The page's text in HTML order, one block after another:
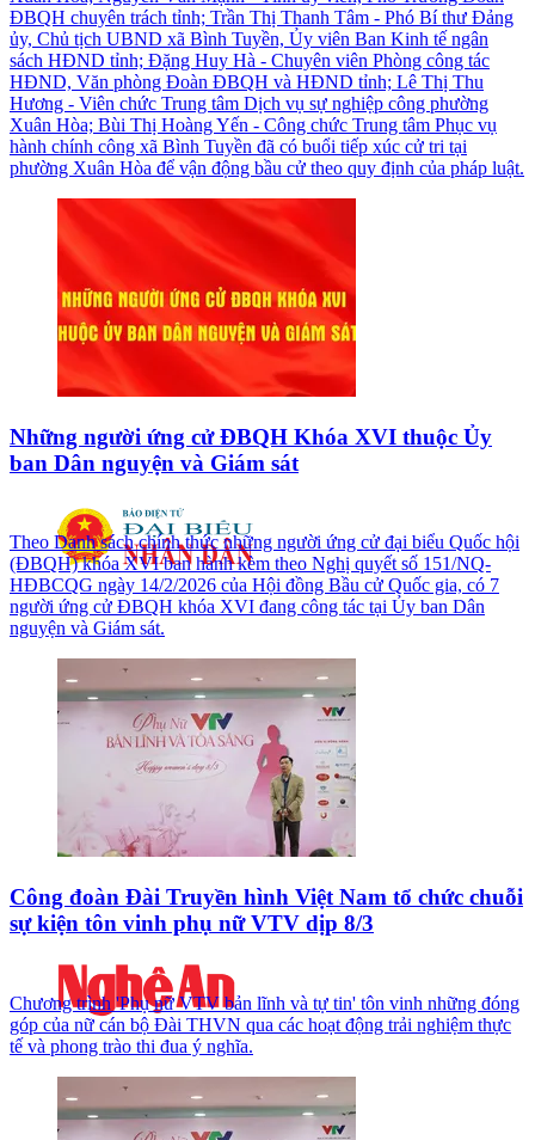
ĐBQH chuyên trách tỉnh; Trần Thị Thanh Tâm - Phó Bí thư Đảng
ủy, Chủ tịch UBND xã Bình Tuyền, Ủy viên Ban Kinh tế ngân
sách HĐND tỉnh; Đặng Huy Hà - Chuyên viên Phòng công tác
HĐND, Văn phòng Đoàn ĐBQH và HĐND tỉnh; Lê Thị Thu
Hương - Viên chức Trung tâm Dịch vụ sự nghiệp công phường
Xuân Hòa; Bùi Thị Hoàng Yến - Công chức Trung tâm Phục vụ
hành chính công xã Bình Tuyền đã có buổi tiếp xúc cử tri tại
phường Xuân Hòa để vận động bầu cử theo quy định của pháp luật.
Những người ứng cử ĐBQH Khóa XVI thuộc Ủy
ban Dân nguyện và Giám sát
Theo Danh sách chính thức những người ứng cử đại biểu Quốc hội
(ĐBQH) khóa XVI ban hành kèm theo Nghị quyết số 151/NQ-
HĐBCQG ngày 14/2/2026 của Hội đồng Bầu cử Quốc gia, có 7
người ứng cử ĐBQH khóa XVI đang công tác tại Ủy ban Dân
nguyện và Giám sát.
Công đoàn Đài Truyền hình Việt Nam tổ chức chuỗi
sự kiện tôn vinh phụ nữ VTV dịp 8/3
Chương trình 'Phụ nữ VTV bản lĩnh và tự tin' tôn vinh những đóng
góp của nữ cán bộ Đài THVN qua các hoạt động trải nghiệm thực
tế và phong trào thi đua ý nghĩa.